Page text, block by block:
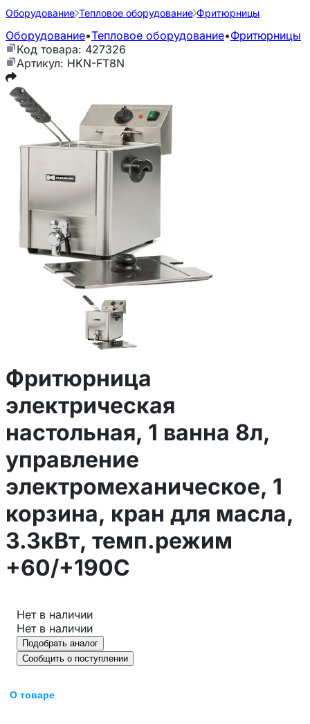
Оборудование Тепловое оборудование Фритюрницы
Оборудование•Тепловое оборудование•Фритюрницы
Код товара: 427326
Артикул: HKN-FT8N
Фритюрница
электрическая
настольная, 1 ванна 8л,
управление
электромеханическое, 1
корзина, кран для масла,
3.3кВт, темп.режим
+60/+190С
Нет в наличии
Нет в наличии
Подобрать аналог
Сообщить о поступлении
О товаре